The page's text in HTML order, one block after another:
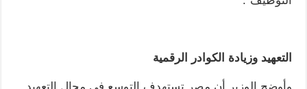
التعهيد وزيادة الكوادر الرقمية